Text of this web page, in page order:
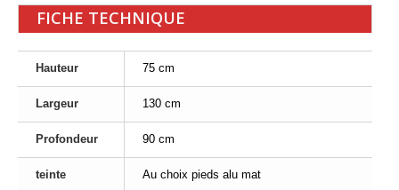
FICHE TECHNIQUE
Hauteur 75 cm
Largeur 130 cm
Profondeur 90 cm
teinte Au choix pieds alu mat